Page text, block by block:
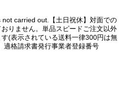
carried out.【土日祝休】対面での
りません。単品スピードご注文以外
(表示されている送料一律300円は無
適格請求書発行事業者登録番号